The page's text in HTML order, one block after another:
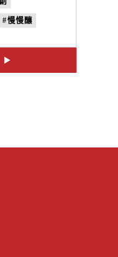
#慢慢釀